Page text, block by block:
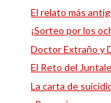
El relato más
¡Sorteo por los
Doctor Extraño y
El Reto del
La carta de